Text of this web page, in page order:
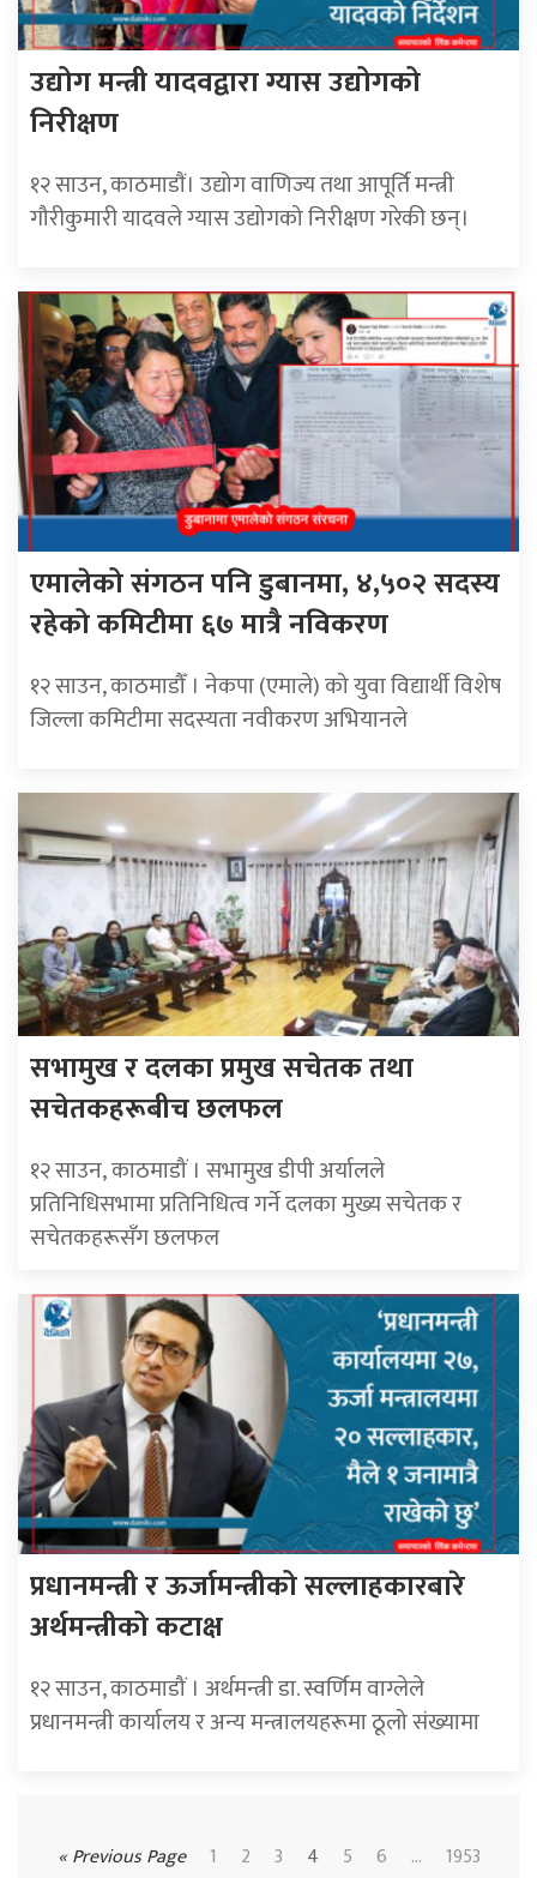
उद्योग मन्त्री यादवद्वारा ग्यास उद्योगको
निरीक्षण
१२ साउन, काठमाडाैं। उद्योग वाणिज्य तथा आपूर्ति मन्त्री
गौरीकुमारी यादवले ग्यास उद्योगको निरीक्षण गरेकी छन्।
एमालेको संगठन पनि डुबानमा, ४,५०२ सदस्य
रहेको कमिटीमा ६७ मात्रै नविकरण
१२ साउन, काठमाडौँ । नेकपा (एमाले) को युवा विद्यार्थी विशेष
जिल्ला कमिटीमा सदस्यता नवीकरण अभियानले
सभामुख र दलका प्रमुख सचेतक तथा
सचेतकहरूबीच छलफल
१२ साउन, काठमाडौं । सभामुख डीपी अर्यालले
प्रतिनिधिसभामा प्रतिनिधित्व गर्ने दलका मुख्य सचेतक र
सचेतकहरूसँग छलफल
प्रधानमन्त्री र ऊर्जामन्त्रीको सल्लाहकारबारे
अर्थमन्त्रीको कटाक्ष
१२ साउन, काठमाडौं । अर्थमन्त्री डा. स्वर्णिम वाग्लेले
प्रधानमन्त्री कार्यालय र अन्य मन्त्रालयहरूमा ठूलो संख्यामा
« Previous Page 1 2 3 4 5 6 ...
1953